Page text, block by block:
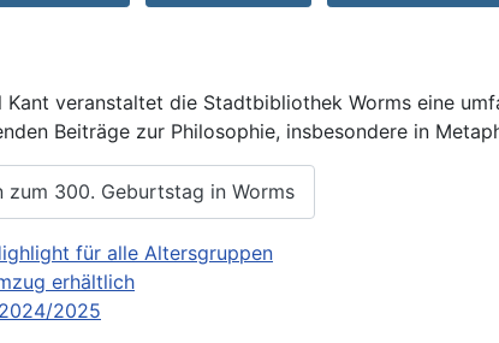
veranstaltet die Stadtbibliothek Worms eine
Beiträge zur Philosophie, insbesondere in
zum 300. Geburtstag in Worms
für alle Altersgruppen
erhältlich
2025